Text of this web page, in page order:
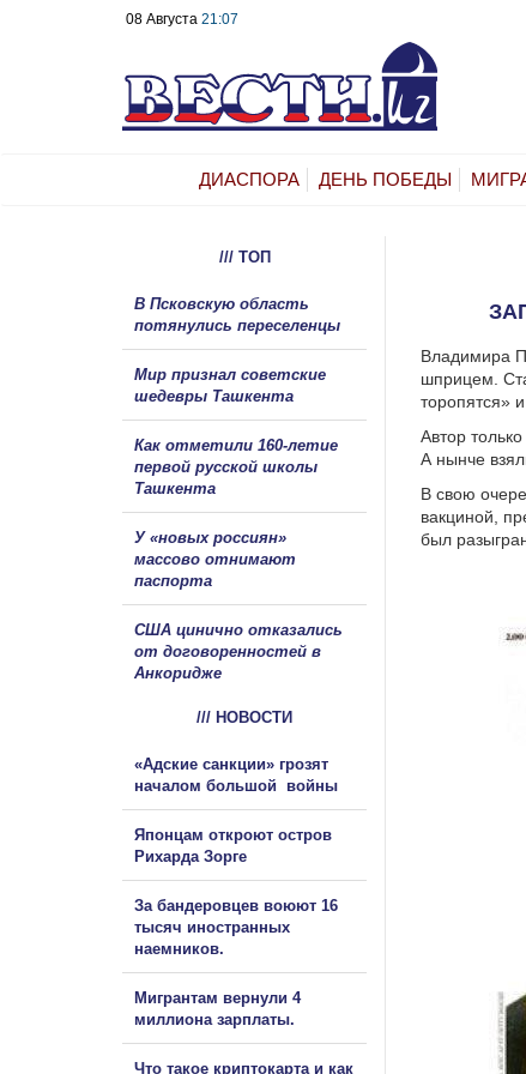
08 Августа 21:07
ДИАСПОРА ДЕНЬ ПОБЕДЫ
Владимира
шприцем.
торопятся»
Автор
А нынче
В свою
вакциной,
был
/// ТОП
В Псковскую область
потянулись переселенцы
Мир признал советские
шедевры Ташкента
Как отметили 160-летие
первой русской школы
Ташкента
У «новых россиян»
массово отнимают
паспорта
США цинично отказались
от договоренностей в
Анкоридже
/// НОВОСТИ
«Адские санкции» грозят
началом большой войны
Японцам откроют остров
Рихарда Зорге
За бандеровцев воюют 16
тысяч иностранных
наемников.
Мигрантам вернули 4
миллиона зарплаты.
Что такое криптокарта и как